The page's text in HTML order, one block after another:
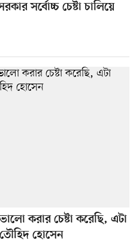
সর্বোচ্চ চেষ্টা চালিয়ে
করার চেষ্টা করেছি, এটা
তৌহিদ হোসেন